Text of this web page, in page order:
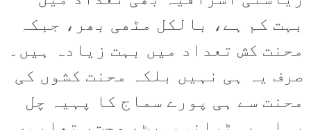
بہت کم ہے، بالکل مٹھی بھر، جبکہ
محنت کش تعداد میں بہت زیادہ ہیں۔
صرف یہ ہی نہیں بلکہ محنت کشوں کی
محنت سے ہی پورے سماج کا پہیہ چل